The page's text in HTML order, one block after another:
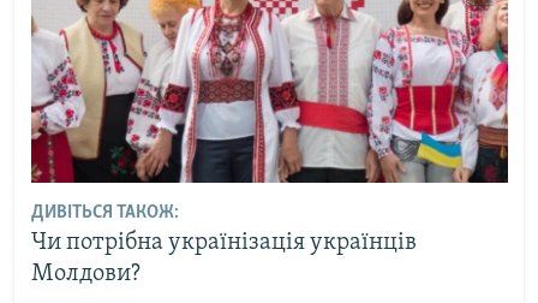
ДИВІТЬСЯ ТАКОЖ:
Чи потрібна українізація українців
Молдови?